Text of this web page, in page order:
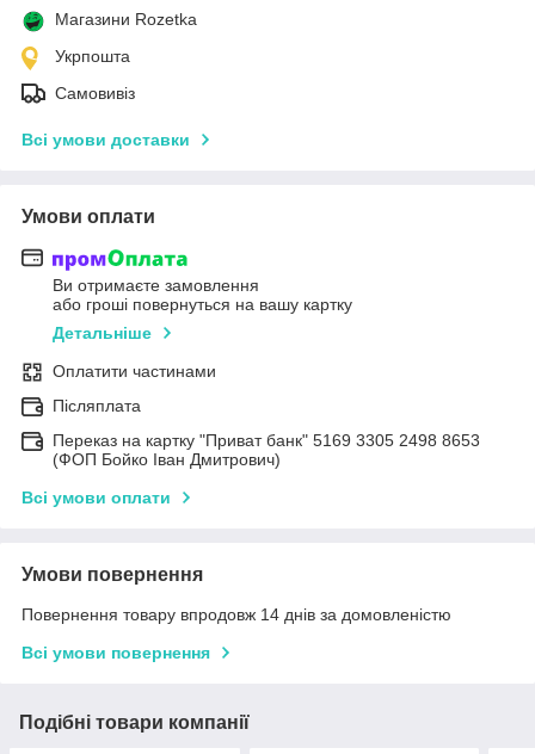
Магазини Rozetka
Укрпошта
Самовивіз
Всі умови доставки
Умови оплати
Ви отримаєте замовлення
або гроші повернуться на вашу картку
Детальніше
Оплатити частинами
Післяплата
Переказ на картку "Приват банк" 5169 3305 2498 8653
(ФОП Бойко Іван Дмитрович)
Всі умови оплати
Умови повернення
Повернення товару впродовж 14 днів за домовленістю
Всі умови повернення
Подібні товари компанії